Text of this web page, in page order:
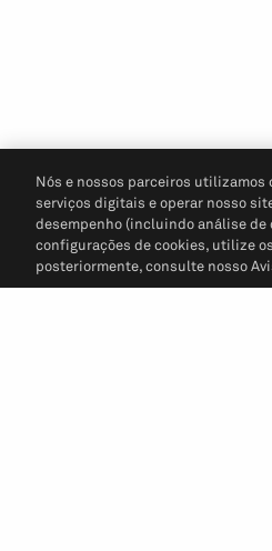
Nós e nossos parceiros utilizamos
serviços digitais e operar nosso
desempenho (incluindo análise
configurações de cookies, utilize
posteriormente, consulte nosso